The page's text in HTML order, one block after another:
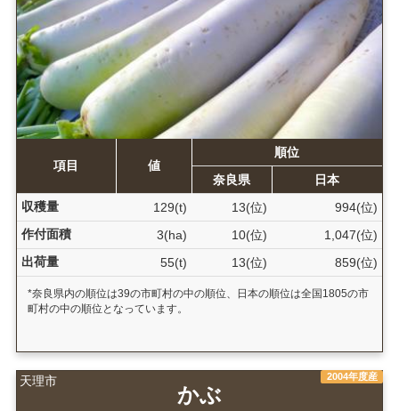
項目 値
順位
奈良県
日本
収穫量
129(t) 13(位)
994(位)
作付面積
3(ha) 10(位)
1,047(位)
出荷量
55(t) 13(位) 859(位)
*奈良県内の順位は39の市町村の中の順位、日本の順位は全国1805の市
町村の中の順位となっています。
天理市 2004年度産
かぶ